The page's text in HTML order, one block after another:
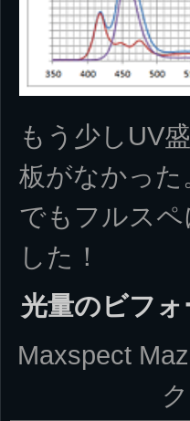
もう少しUV
板がなかった
でもフルス
した！
光量のビフォ
Maxspect